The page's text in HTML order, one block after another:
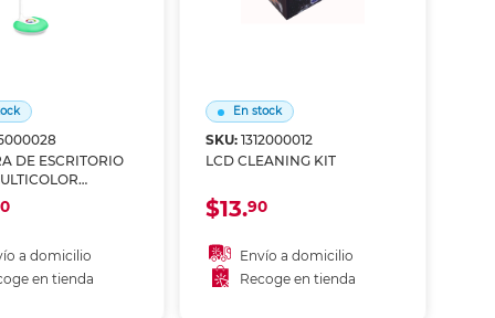
DE ESCRITORIO
a domicilio
en tienda
En stock
SKU: 1312000012
LCD CLEANING KIT
$13.90
Envío a domicilio
Recoge en tienda